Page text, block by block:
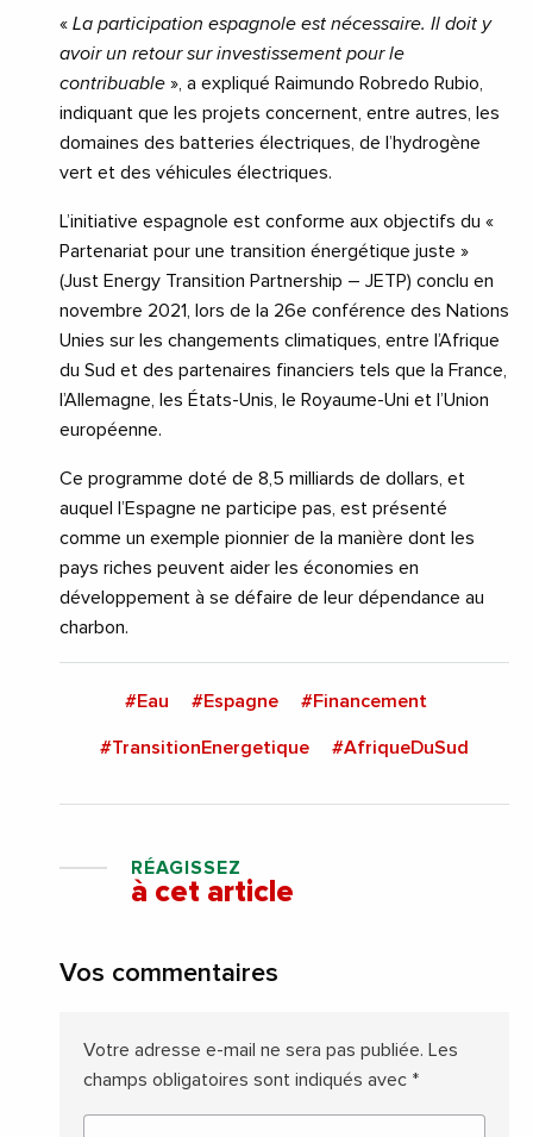
« La participation espagnole est nécessaire. Il doit y
avoir un retour sur investissement pour le
contribuable », a expliqué Raimundo Robredo Rubio,
indiquant que les projets concernent, entre autres, les
domaines des batteries électriques, de l’hydrogène
vert et des véhicules électriques.
L’initiative espagnole est conforme aux objectifs du «
Partenariat pour une transition énergétique juste »
(Just Energy Transition Partnership – JETP) conclu en
novembre 2021, lors de la 26e conférence des Nations
Unies sur les changements climatiques, entre l’Afrique
du Sud et des partenaires financiers tels que la France,
l’Allemagne, les États-Unis, le Royaume-Uni et l’Union
européenne.
Ce programme doté de 8,5 milliards de dollars, et
auquel l’Espagne ne participe pas, est présenté
comme un exemple pionnier de la manière dont les
pays riches peuvent aider les économies en
développement à se défaire de leur dépendance au
charbon.
#Eau #Espagne #Financement
#TransitionEnergetique #AfriqueDuSud
RÉAGISSEZ
à cet article
Vos commentaires
Votre adresse e-mail ne sera pas publiée. Les
champs obligatoires sont indiqués avec *